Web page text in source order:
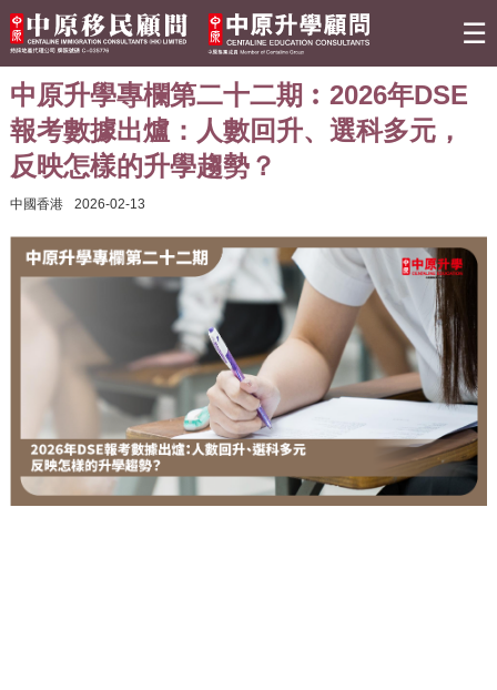
☰
關於我們
移民資訊
熱門活動
最新情報
實用資訊
聯絡我們
免費評估
中原升學專欄第二十二期︰2026年DSE
報考數據出爐：人數回升、選科多元，
反映怎樣的升學趨勢？
中國香港 2026-02-13